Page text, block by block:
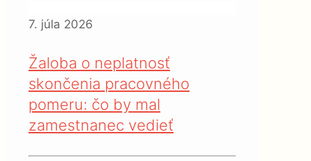
7. júla 2026
Žaloba o neplatnosť
skončenia pracovného
pomeru: čo by mal
zamestnanec vedieť